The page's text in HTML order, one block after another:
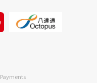
Payments